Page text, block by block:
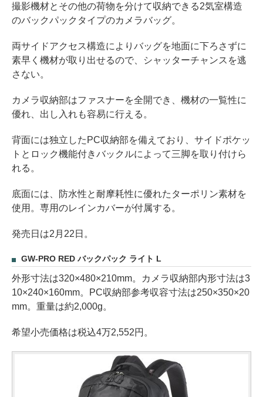
撮影機材とその他の荷物を分けて収納できる2気室構造
のバックパックタイプのカメラバッグ。
両サイドアクセス構造によりバッグを地面に下ろさずに
素早く機材が取り出せるので、シャッターチャンスを逃
さない。
カメラ収納部はファスナーを全開でき、機材の一覧性に
優れ、出し入れも容易に行える。
背面には独立したPC収納部を備えており、サイドポケッ
トとロック機能付きバックルによって三脚を取り付けら
れる。
底面には、防水性と耐摩耗性に優れたターポリン素材を
使用。専用のレインカバーが付属する。
発売日は2月22日。
GW-PRO RED バックパック ライト L
外形寸法は320×480×210mm。カメラ収納部内形寸法は3
10×240×160mm。PC収納部参考収容寸法は250×350×20
mm。重量は約2,000g。
希望小売価格は税込4万2,552円。